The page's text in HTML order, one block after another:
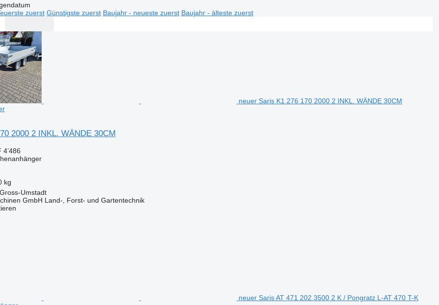
zuerst Günstigste zuerst Baujahr - neueste zuerst Baujahr - älteste zuerst
neuer Saris K1 276 170 2000 2 INKL. WÄNDE 30CM
2000 2 INKL. WÄNDE 30CM
4’486
kg
Umstadt
GmbH Land-, Forst- und Gartentechnik
neuer Saris AT 471 202 3500 2 K / Pongratz L-AT 470 T-K